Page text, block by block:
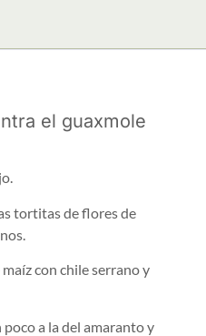
el guaxmole
tortitas de flores de
con chile serrano y
a la del amaranto y